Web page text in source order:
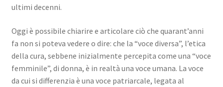
ultimi decenni.
Oggi è possibile chiarire e articolare ciò che quarant’anni
fa non si poteva vedere o dire: che la “voce diversa”, l’etica
della cura, sebbene inizialmente percepita come una “voce
femminile”, di donna, è in realtà una voce umana. La voce
da cui si differenzia è una voce patriarcale, legata al